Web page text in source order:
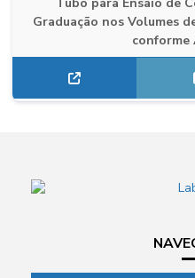
Graduação nos Volumes
conforme